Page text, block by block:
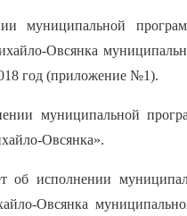
муниципальной
Овсянка
год (приложение №1).
муниципальной
Овсянка».
об исполнении
Овсянка